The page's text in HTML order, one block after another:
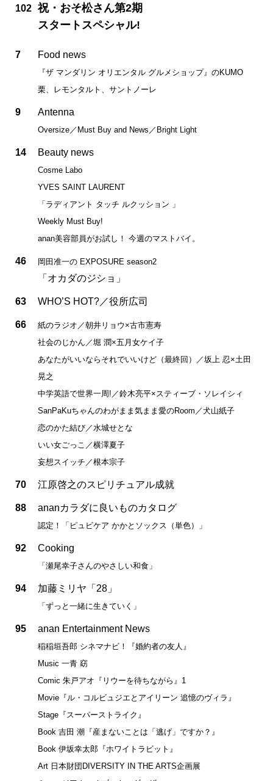
102 祝・おそ松さん第2期
スタートスペシャル!
7 Food news
『ザ マンダリン オリエンタル グルメショップ』のKUMO
栗、レモンタルト、サントノーレ
9 Antenna
Oversize／Must Buy and News／Bright Light
14 Beauty news
Cosme Labo
YVES SAINT LAURENT
「ラディアント タッチ ルクッション 」
Weekly Must Buy!
anan美容部員がお試し！ 今週のマストバイ。
46 岡田准一の EXPOSURE season2
「オカダのジショ」
63 WHO’S HOT?／役所広司
66
紙のラジオ／朝井リョウ×古市憲寿
社会のじかん／堀 潤×五月女ケイ子
あなたがいいならそれでいいけど（最終回）／坂上 忍×土田
晃之
中学英語で世界一周!／鈴木亮平×スティーブ・ソレイシィ
SanPaKuちゃんのわがまま気まま愛のRoom／犬山紙子
恋のかた結び／水城せとな
いい女ごっこ／横澤夏子
妄想スイッチ／根本宗子
70 江原啓之のスピリチュアル成就
88 ananカラダに良いものカタログ
認定！「ピュビケア かかとソックス（単色）」
92 Cooking
「瀬尾幸子さんのやさしい和食」
94 加藤ミリヤ「28」
「ずっと一緒に生きていく」
95 anan Entertainment News
稲稲垣吾郎 シネマナビ！『婚約者の友人』
Music 一青 窈
Comic 朱戸アオ『リウーを待ちながら』1
Movie『ル・コルビュジエとアイリーン 追憶のヴィラ』
Stage『スーパーストライク』
Book 吉田 潮『産まないことは「逃げ」ですか？』
Book 伊坂幸太郎『ホワイトラビット』
Art 日本財団DIVERSITY IN THE ARTS企画展